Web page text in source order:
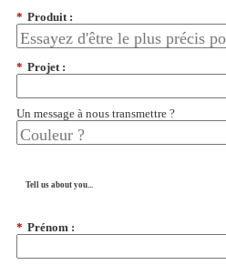
* Produit :
* Projet :
Un message à nous transmettre ?
Tell us about you...
* Prénom :